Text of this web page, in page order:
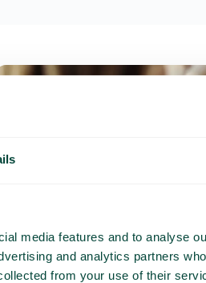
media features and to analyse
and analytics partners
from your use of their